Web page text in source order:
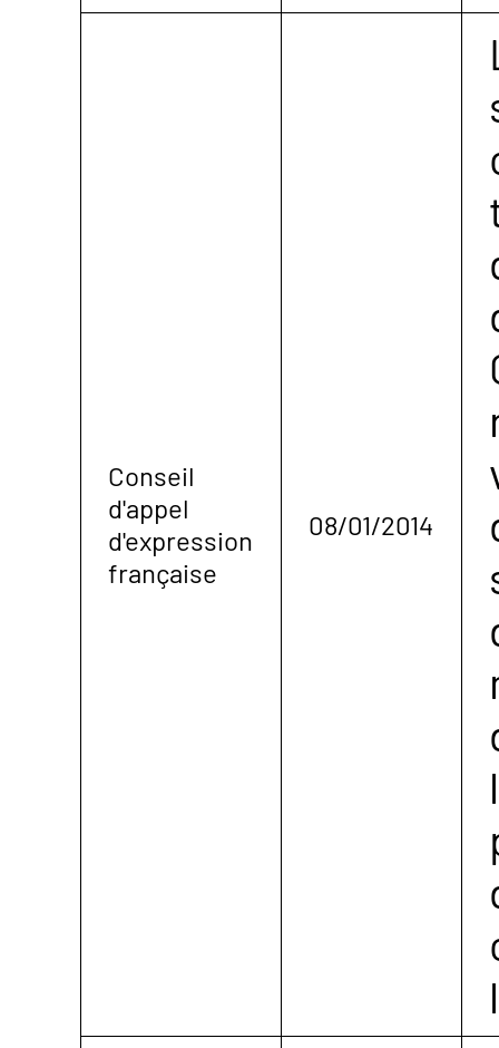
Conseil
d'appel
d'expression
française
08/01/2014